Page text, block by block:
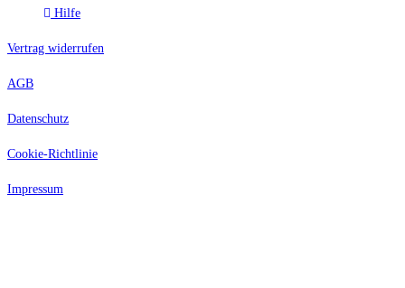
Hilfe
Vertrag widerrufen
AGB
Datenschutz
Cookie-Richtlinie
Impressum